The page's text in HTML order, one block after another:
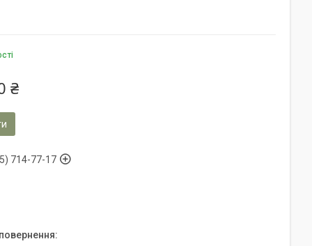
₴
714-77-17